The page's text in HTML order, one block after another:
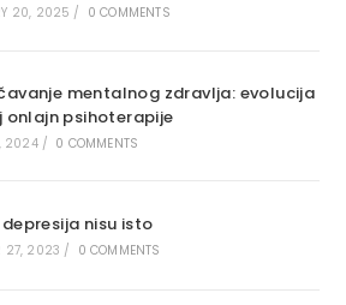
20, 2025 / 0 COMMENTS
mentalnog zdravlja: ​​evolucija
onlajn psihoterapije
2024 / 0 COMMENTS
depresija nisu isto
27, 2023 / 0 COMMENTS